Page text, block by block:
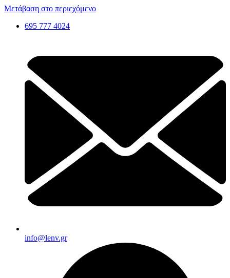
Μετάβαση στο περιεχόμενο
695 777 4024
info@lenv.gr